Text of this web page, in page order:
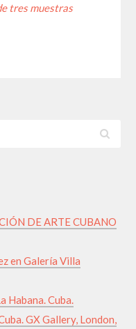
tres muestras
DE ARTE CUBANO
en Galería Villa
Habana. Cuba.
GX Gallery, London,